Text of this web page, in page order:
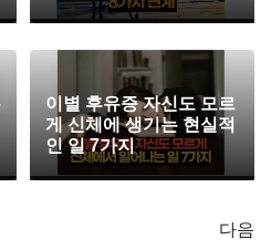
이별 후유증 자신도 모르
게 신체에 생기는 현실적
인 일 7가지
다음